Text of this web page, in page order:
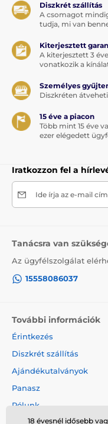
Diszkrét szállítás
A csomagot
tudja, mi van
Kiterjesztett
A kiterjesztett 3
vonatkozik a
Személyes
Diszkréten
15 éve a piacon
Több mint 15 éve
ezer elégedett
Iratkozzon fel a
Ide írja az e-mail
Tanácsra van
Az ügyfélszolgálat
15558086037
További információk
Érintkezés
Diszkrét szállítás
Ajándékutalványok
Panasz
Rólunk
18 évesnél idősebb